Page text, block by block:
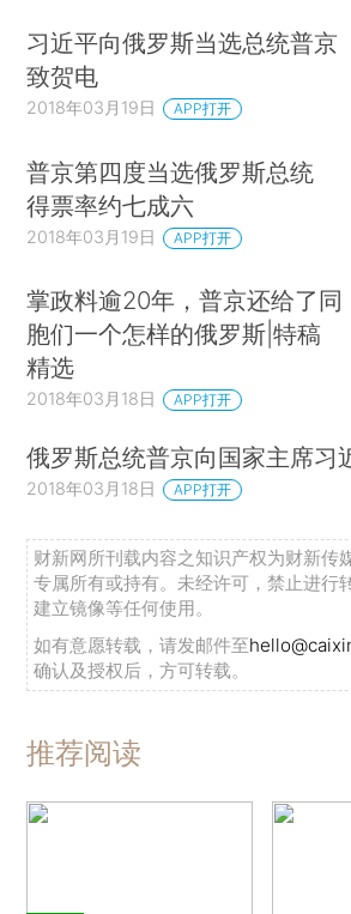
习近平向俄罗斯当选总统普京
致贺电
2018年03月19日 APP打开
普京第四度当选俄罗斯总统
得票率约七成六
2018年03月19日 APP打开
掌政料逾20年，普京还给了同
胞们一个怎样的俄罗斯|特稿
精选
2018年03月18日 APP打开
俄罗斯总统普京向国家主席习
2018年03月18日 APP打开
财新网所刊载内容之知识产权为财新传
专属所有或持有。未经许可，禁止进行
建立镜像等任何使用。
如有意愿转载，请发邮件至
确认及授权后，方可转载。
推荐阅读